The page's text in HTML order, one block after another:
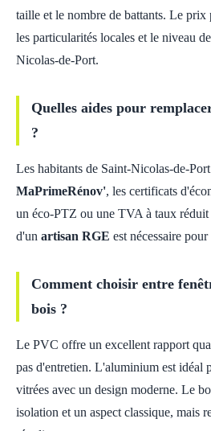
taille et le nombre de battants. Le prix
les particularités locales et le niveau
Nicolas-de-Port.
Quelles aides pour
?
Les habitants de Saint-Nicolas-de-
MaPrimeRénov', les certificats
un éco-PTZ ou une TVA à taux
d'un artisan RGE est nécessaire
Comment choisir entre
bois ?
Le PVC offre un excellent rapport
pas d'entretien. L'aluminium est idéal
vitrées avec un design moderne. Le
isolation et un aspect classique, mais